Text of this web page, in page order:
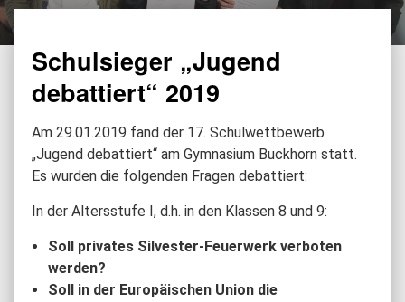
Schulsieger „Jugend
debattiert“ 2019
Am 29.01.2019 fand der 17. Schulwettbewerb
„Jugend debattiert“ am Gymnasium Buckhorn statt.
Es wurden die folgenden Fragen debattiert:
In der Altersstufe I, d.h. in den Klassen 8 und 9:
Soll privates Silvester-Feuerwerk verboten
werden?
Soll in der Europäischen Union die